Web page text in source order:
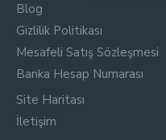
Blog
Gizlilik Politikası
Mesafeli Satış Sözleşmesi
Banka Hesap Numarası
Site Haritası
İletişim